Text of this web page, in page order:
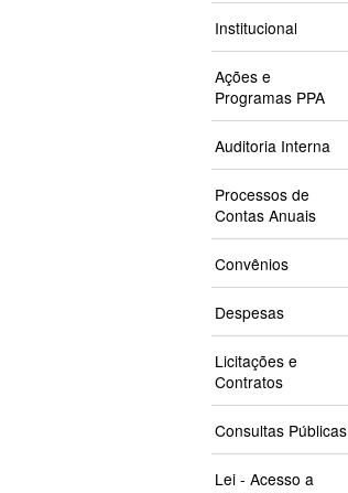
Institucional
Ações e
Programas PPA
Auditoria Interna
Processos de
Contas Anuais
Convênios
Despesas
Licitações e
Contratos
Consultas Públicas
Lei - Acesso a